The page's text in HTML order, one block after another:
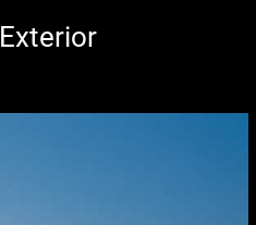
Exterior